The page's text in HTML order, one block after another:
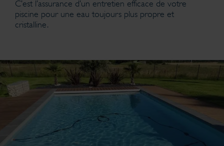
C’est l’assurance d’un entretien efficace de votre
piscine pour une eau toujours plus propre et
cristalline.